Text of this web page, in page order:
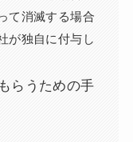
て消滅する場合
が独自に付与し
らうための手